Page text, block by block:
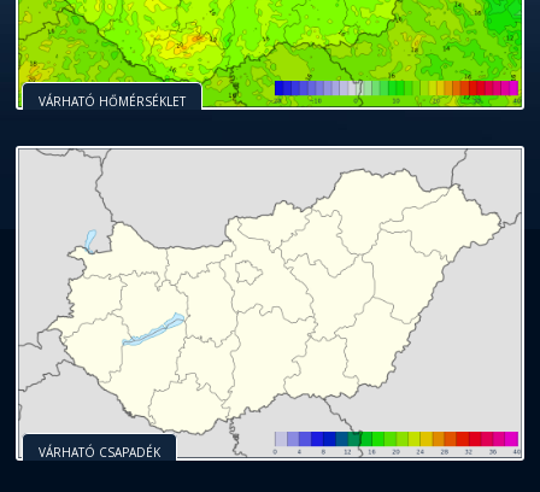
VÁRHATÓ HŐMÉRSÉKLET
VÁRHATÓ CSAPADÉK